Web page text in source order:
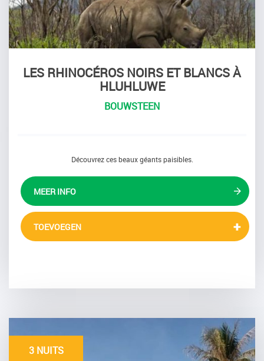
LES RHINOCÉROS NOIRS ET BLANCS À
HLUHLUWE
BOUWSTEEN
Découvrez ces beaux géants paisibles.
MEER INFO
TOEVOEGEN
3 NUITS